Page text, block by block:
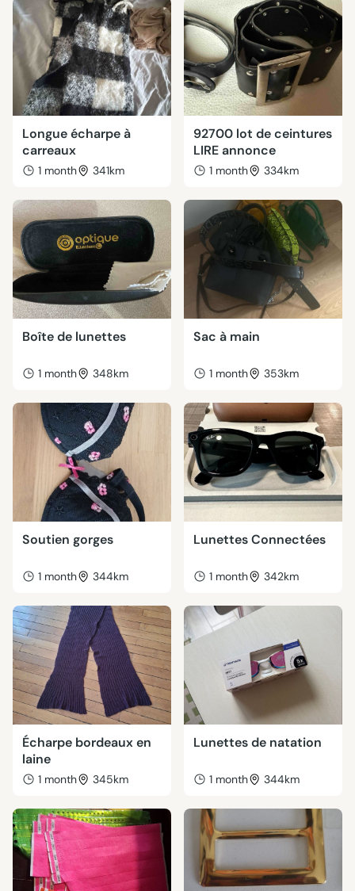
Longue écharpe à
carreaux
1 month 341km
92700 lot de ceintures
LIRE annonce
1 month 334km
Boîte de lunettes
1 month 348km
Sac à main
1 month 353km
Soutien gorges
1 month 344km
Lunettes Connectées
1 month 342km
Écharpe bordeaux en
laine
1 month 345km
Lunettes de natation
1 month 344km